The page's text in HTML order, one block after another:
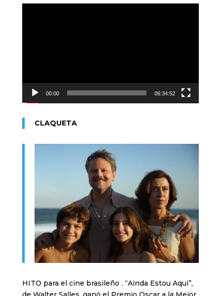
00:00 06:34:52
CLAQUETA
HITO para el cine brasileño . “Ainda Estou Aqui”,